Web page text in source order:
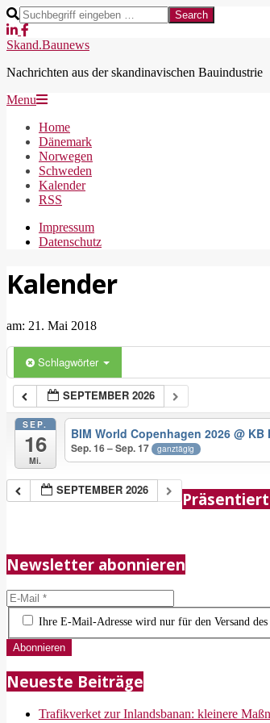
Skip
to
content
Search
Skand.Baunews
Nachrichten aus der skandinavischen Bauindustrie
Secondary
Menu
Menu
Home
Dänemark
Norwegen
Schweden
Kalender
RSS
Impressum
Datenschutz
Kalender
am: 21. Mai 2018
Schlagwörter
SEPTEMBER 2026
SEP.
16
Mi.
BIM World Copenhagen 2026@ KB
Sep. 16 – Sep. 17 ganztägig
SEPTEMBER 2026
2018-
05-
Newsletter abonnieren
Ihre E-Mail-Adresse wird nur für den Versand
Neueste Beiträge
Trafikverket zur Inlandsbanan: kleinere